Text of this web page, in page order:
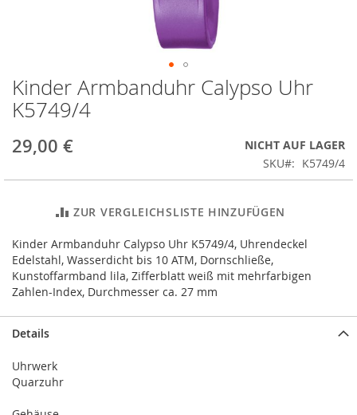
Zum
Anfang
der
springen
Kinder Armbanduhr Calypso Uhr
K5749/4
29,00 €
NICHT AUF LAGER
SKU
K5749/4
ZUR VERGLEICHSLISTE HINZUFÜGEN
Kinder Armbanduhr Calypso Uhr K5749/4, Uhrendeckel
Edelstahl, Wasserdicht bis 10 ATM, Dornschließe,
Kunstoffarmband lila, Zifferblatt weiß mit mehrfarbigen
Zahlen-Index, Durchmesser ca. 27 mm
Details
Uhrwerk
Quarzuhr